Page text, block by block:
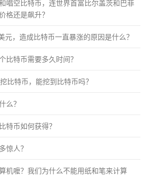
唱空比特币，连世界首富比尔盖茨和巴菲
格还是飙升？
元，造成比特币一直暴涨的原因是什么？
比特币需要多久时间？
比特币，能挖到比特币吗？
么？
特币如何获得？
惊人？
机嚒？我们为什么不能用纸和笔来计算